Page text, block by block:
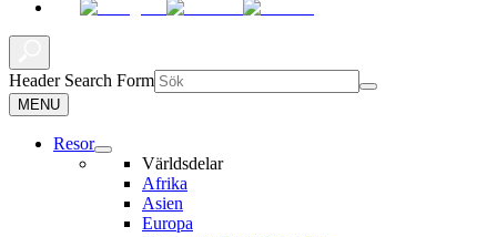
Header Search Form
MENU
Resor
Världsdelar
Afrika
Asien
Europa